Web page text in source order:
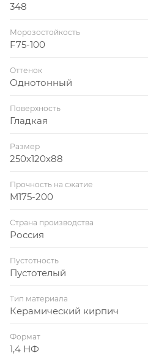
348
Морозостойкость
F75-100
Оттенок
Однотонный
Поверхность
Гладкая
Размер
250х120х88
Прочность на сжатие
M175-200
Страна производства
Россия
Пустотность
Пустотелый
Тип материала
Керамический кирпич
Формат
1,4 НФ